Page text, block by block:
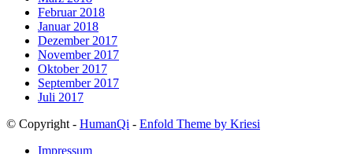
Februar 2018
Januar 2018
Dezember 2017
November 2017
Oktober 2017
September 2017
Juli 2017
© Copyright - HumanQi - Enfold Theme by Kriesi
Impressum